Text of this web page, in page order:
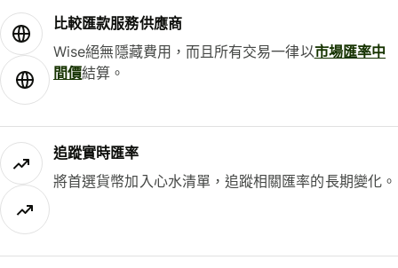
比較匯款服務供應商
Wise絕無隱藏費用，而且所有交易一律以市場匯率中
間價結算。
追蹤實時匯率
將首選貨幣加入心水清單，追蹤相關匯率的長期變化。